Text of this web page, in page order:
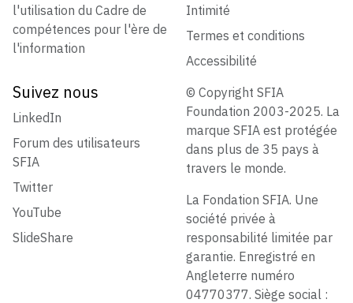
l'utilisation du Cadre de
compétences pour l'ère de
l'information
Intimité
Termes et conditions
Accessibilité
Suivez nous
LinkedIn
Forum des utilisateurs
SFIA
Twitter
YouTube
SlideShare
© Copyright SFIA
Foundation 2003-2025. La
marque SFIA est protégée
dans plus de 35 pays à
travers le monde.
La Fondation SFIA. Une
société privée à
responsabilité limitée par
garantie. Enregistré en
Angleterre numéro
04770377. Siège social :